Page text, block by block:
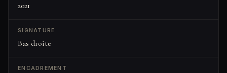
2021
SIGNATURE
Bas droite
ENCADREMENT